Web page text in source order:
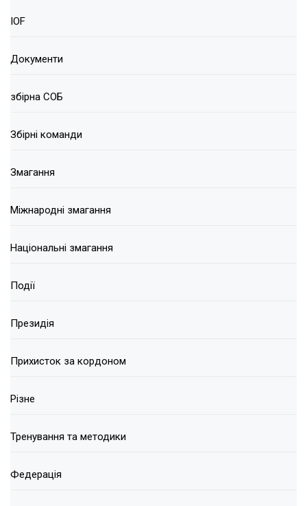
IOF
Документи
збірна СОБ
Збірні команди
Змагання
Міжнародні змагання
Національні змагання
Події
Президія
Прихисток за кордоном
Різне
Тренування та методики
Федерація